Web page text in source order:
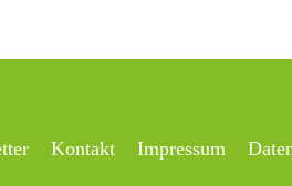
Kontakt Impressum